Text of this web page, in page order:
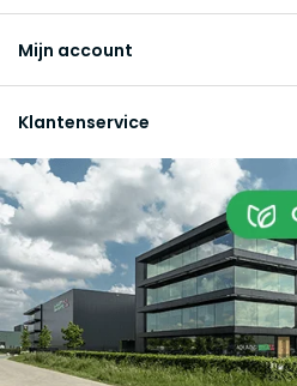
Mijn account
Klantenservice